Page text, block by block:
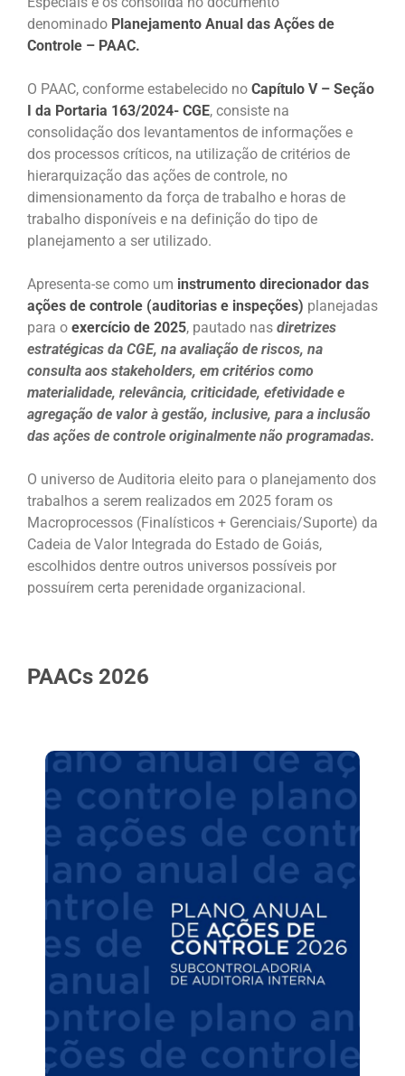
denominado Planejamento Anual das Ações de
Controle – PAAC.
O PAAC, conforme estabelecido no Capítulo V – Seção
I da Portaria 163/2024- CGE, consiste na
consolidação dos levantamentos de informações e
dos processos críticos, na utilização de critérios de
hierarquização das ações de controle, no
dimensionamento da força de trabalho e horas de
trabalho disponíveis e na definição do tipo de
planejamento a ser utilizado.
Apresenta-se como um instrumento direcionador das
ações de controle (auditorias e inspeções) planejadas
para o exercício de 2025, pautado nas diretrizes
estratégicas da CGE, na avaliação de riscos, na
consulta aos stakeholders, em critérios como
materialidade, relevância, criticidade, efetividade e
agregação de valor à gestão, inclusive, para a inclusão
das ações de controle originalmente não programadas.
O universo de Auditoria eleito para o planejamento dos
trabalhos a serem realizados em 2025 foram os
Macroprocessos (Finalísticos + Gerenciais/Suporte) da
Cadeia de Valor Integrada do Estado de Goiás,
escolhidos dentre outros universos possíveis por
possuírem certa perenidade organizacional.
PAACs 2026